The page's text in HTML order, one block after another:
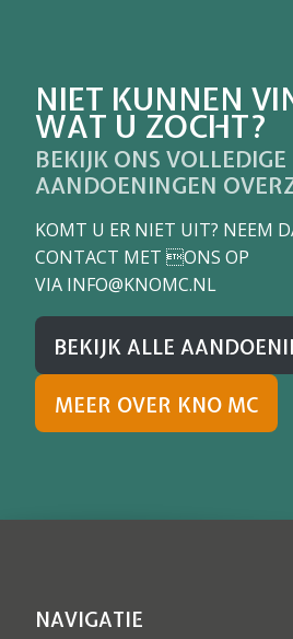
NIET KUNNEN
WAT U ZOCHT?
BEKIJK ONS VOLLEDIGE
AANDOENINGEN
KOMT U ER NIET UIT? NEEM
CONTACT MET ONS OP
VIA INFO@KNOMC.NL
BEKIJK ALLE
MEER OVER KNO MC
NAVIGATIE